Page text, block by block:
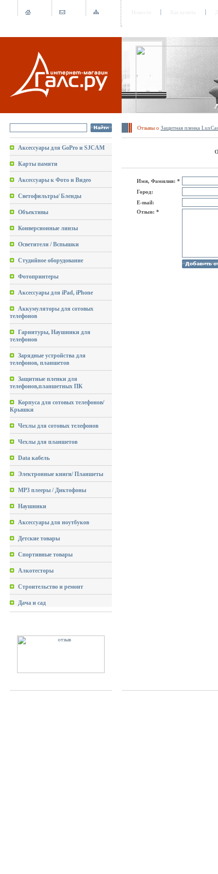
Отзывы о Защитная пленка
Аксессуары для GoPro и SJCAM
Карты памяти
Аксессуары к Фото и Видео
Светофильтры/ Бленды
Объективы
Конверсионные линзы
Осветители / Вспышки
Студийное оборудование
Фотопринтеры
Аксессуары для iPad, iPhone
Аккумуляторы для сотовых
телефонов
Гарнитуры, Наушники для
телефонов
Зарядные устройства для
телефонов, планшетов
Защитные пленки для
телефонов,планшетных ПК
Корпуса для сотовых телефонов/
Крышки
Чехлы для сотовых телефонов
Чехлы для планшетов
Data кабель
Электронные книги/ Планшеты
MP3 плееры / Диктофоны
Наушники
Аксессуары для ноутбуков
Детские товары
Спортивные товары
Алкотесторы
Строительство и ремонт
Дача и сад
Имя, Фамилия: *
Город:
E-mail:
Отзыв: *